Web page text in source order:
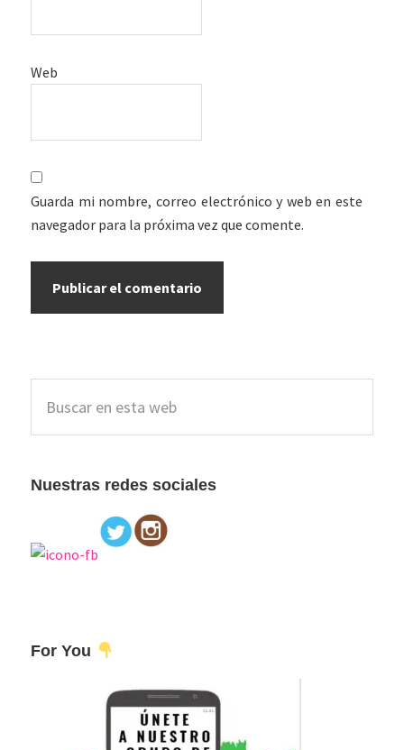
Web
Guarda mi nombre, correo electrónico y web en este
navegador para la próxima vez que comente.
Barra
lateral
esta
Nuestras redes sociales
For You